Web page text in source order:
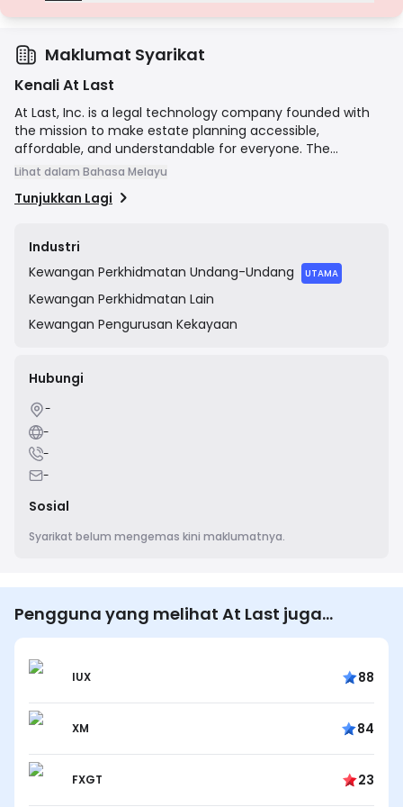
Daripada bidang kuasa dengan pengawasan minimum, lesen ini
dana dan insurans. Walaupun menarik untuk fleksibiliti operasi, ia
menimbulkan risiko yang lebih tinggi kepada pedagang.
Maklumat Syarikat
Kenali At Last
At Last, Inc. is a legal technology company founded with
the mission to make estate planning accessible,
affordable, and understandable for everyone. The
company provides a user-friendly online platform that
customized, state-specific legal documents such as wills
of hiring an attorney. By leveraging technology, At Last
aims to empower individuals and families to protect their
assets and secure their legacy according to their wishes.
Lihat dalam Bahasa Melayu
Tunjukkan Lagi
Industri
Kewangan Perkhidmatan Undang-Undang UTAMA
Kewangan Perkhidmatan Lain
Kewangan Pengurusan Kekayaan
Hubungi
-
-
-
-
Sosial
Syarikat belum mengemas kini maklumatnya.
Pengguna yang melihat At Last juga
melihat…
IUX 88
XM 84
FXGT 23